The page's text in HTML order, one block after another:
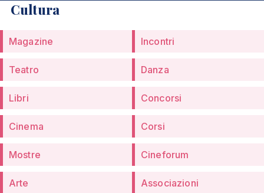
Cultura
Magazine Incontri
Teatro Danza
Libri Concorsi
Cinema Corsi
Mostre Cineforum
Arte Associazioni